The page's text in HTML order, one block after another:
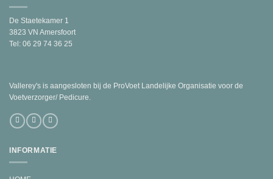
De Staetekamer 1
3823 VN Amersfoort
Tel: 06 29 74 36 25
Vallerey's is aangesloten bij de ProVoet Landelijke Organisatie voor de
Voetverzorger/ Pedicure.
INFORMATIE